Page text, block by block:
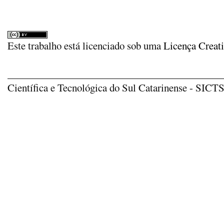
Este trabalho está licenciado sob umaLicença
Científica e Tecnológica do Sul Catarinense -